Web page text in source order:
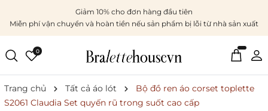
Giảm 10% cho đơn hàng đầu tiên
Miễn phí vận chuyển và hoàn tiền nếu sản phẩm bị lỗi từ nhà sản xuất
0
Trang chủ Tất cả áo lót
Bộ đồ ren áo corset toplette
S2061 Claudia Set quyến rũ trong suốt cao cấp